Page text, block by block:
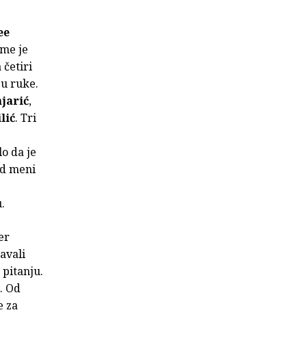
je
četiri
ruke.
,
. Tri
da je
meni
pitanju.
. Od
za